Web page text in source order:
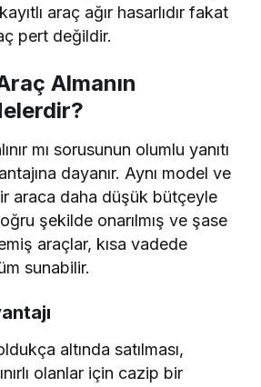
araç ağır hasarlıdır fakat
pert değildir.
Almanın
mı sorusunun olumlu yanıtı
dayanır. Aynı model ve
araca daha düşük bütçeyle
şekilde onarılmış ve şase
araçlar, kısa vadede
sunabilir.
altında satılması,
olanlar için cazip bir